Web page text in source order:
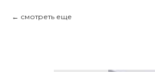
смотреть еще